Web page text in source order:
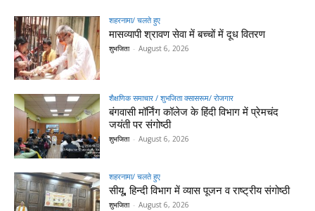
शहरनामा/ चलते हुए
मासव्यापी श्रावण सेवा में बच्चों में दूध वितरण
शुभजिता - August 6, 2026
शैक्षणिक समाचार / शुभजिता क्सासरूम/ रोजगार
बंगवासी मॉर्निंग कॉलेज के हिंदी विभाग में प्रेमचंद
जयंती पर संगोष्ठी
शुभजिता - August 6, 2026
शहरनामा/ चलते हुए
सीयू, हिन्दी विभाग में व्यास पूजन व राष्ट्रीय संगोष्ठी
शुभजिता - August 6, 2026